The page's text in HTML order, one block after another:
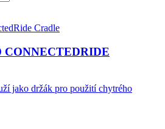
jako držák pro použití chytrého